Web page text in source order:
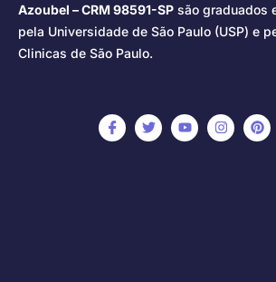
Azoubel – CRM 98591-SP são graduados
pela Universidade de São Paulo (USP) e
Clinicas de São Paulo.